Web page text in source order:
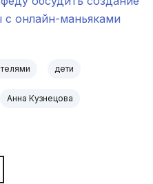
с онлайн-маньяками
дети
Анна Кузнецова